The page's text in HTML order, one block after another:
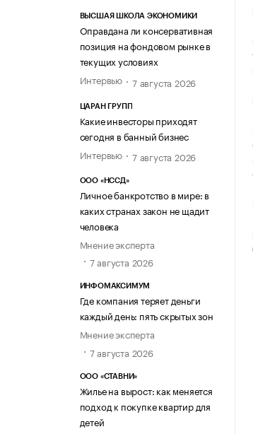
ВЫСШАЯ ШКОЛА ЭКОНОМИКИ
Оправдана ли консервативная
позиция на фондовом рынке в
текущих условиях
Интервью
7 августа 2026
ЦАРАН ГРУПП
Какие инвесторы приходят
сегодня в банный бизнес
Интервью
7 августа 2026
ООО «НССД»
Личное банкротство в мире: в
каких странах закон не щадит
человека
Мнение эксперта
7 августа 2026
ИНФОМАКСИМУМ
Где компания теряет деньги
каждый день: пять скрытых зон
Мнение эксперта
7 августа 2026
ООО «СТАВНИ»
Жилье на вырост: как меняется
подход к покупке квартир для
детей